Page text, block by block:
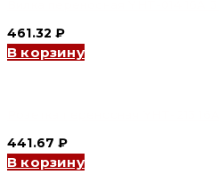
461.32₽
В корзину
441.67₽
В корзину